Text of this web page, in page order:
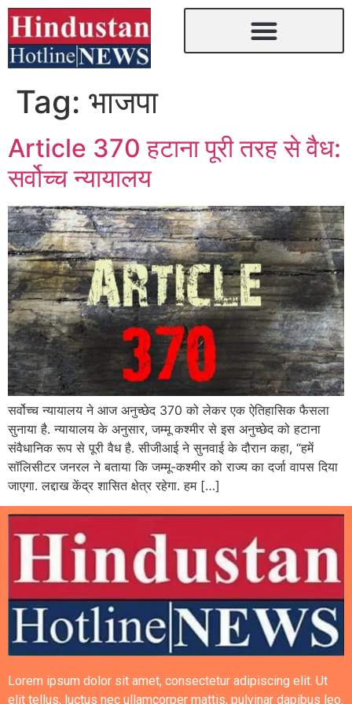
Tag: भाजपा
Article 370 हटाना पूरी तरह से वैध:
सर्वोच्च न्यायालय
सर्वोच्च न्यायालय ने आज अनुच्छेद 370 को लेकर एक ऐतिहासिक फैसला
सुनाया है. न्यायालय के अनुसार, जम्मू कश्मीर से इस अनुच्छेद को हटाना
संवैधानिक रूप से पूरी वैध है. सीजीआई ने सुनवाई के दौरान कहा, “हमें
सॉलिसीटर जनरल ने बताया कि जम्मू-कश्मीर को राज्य का दर्जा वापस दिया
जाएगा. लद्दाख केंद्र शासित क्षेत्र रहेगा. हम […]
Lorem ipsum dolor sit amet, consectetur adipiscing elit. Ut
elit tellus, luctus nec ullamcorper mattis, pulvinar dapibus leo.